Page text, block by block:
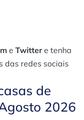
e Twittere tenha
das redes sociais
de
2026